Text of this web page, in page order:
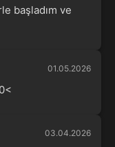
başladım ve
01.05.2026
03.04.2026